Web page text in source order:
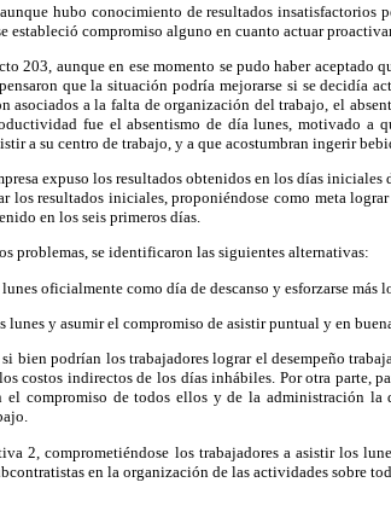
hubo conocimiento de resultados insatisfactorios
estableció compromiso alguno en cuanto actuar
203, aunque en ese momento se pudo haber aceptado
que la situación podría mejorarse si se decidía
asociados a la falta de organización del trabajo, el
fue el absentismo de día lunes, motivado a
a su centro de trabajo, y a que acostumbran ingerir
expuso los resultados obtenidos en los días
los resultados iniciales, proponiéndose como meta
en los seis primeros días.
problemas, se identificaron las siguientes alternativas:
oficialmente como día de descanso y esforzarse más
lunes y asumir el compromiso de asistir puntual y en
bien podrían los trabajadores lograr el desempeño
costos indirectos de los días inhábiles. Por otra parte,
el compromiso de todos ellos y de la administración la
2, comprometiéndose los trabajadores a asistir los
en la organización de las actividades sobre